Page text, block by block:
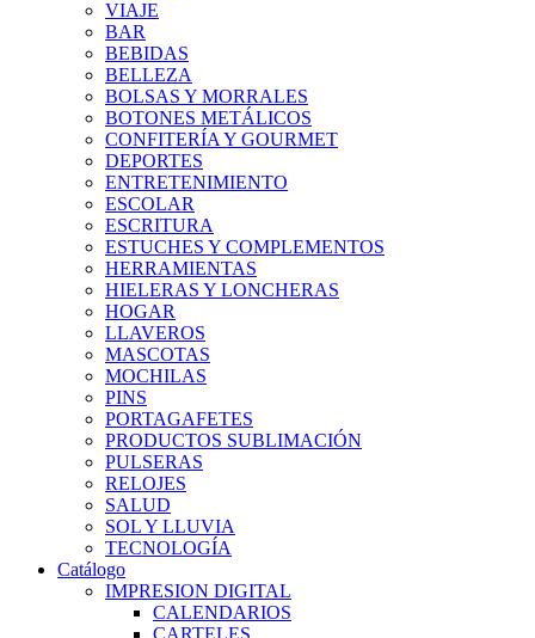
VIAJE
BAR
BEBIDAS
BELLEZA
BOLSAS Y MORRALES
BOTONES METÁLICOS
CONFITERÍA Y GOURMET
DEPORTES
ENTRETENIMIENTO
ESCOLAR
ESCRITURA
ESTUCHES Y COMPLEMENTOS
HERRAMIENTAS
HIELERAS Y LONCHERAS
HOGAR
LLAVEROS
MASCOTAS
MOCHILAS
PINS
PORTAGAFETES
PRODUCTOS SUBLIMACIÓN
PULSERAS
RELOJES
SALUD
SOL Y LLUVIA
TECNOLOGÍA
Catálogo
IMPRESION DIGITAL
CALENDARIOS
CARTELES